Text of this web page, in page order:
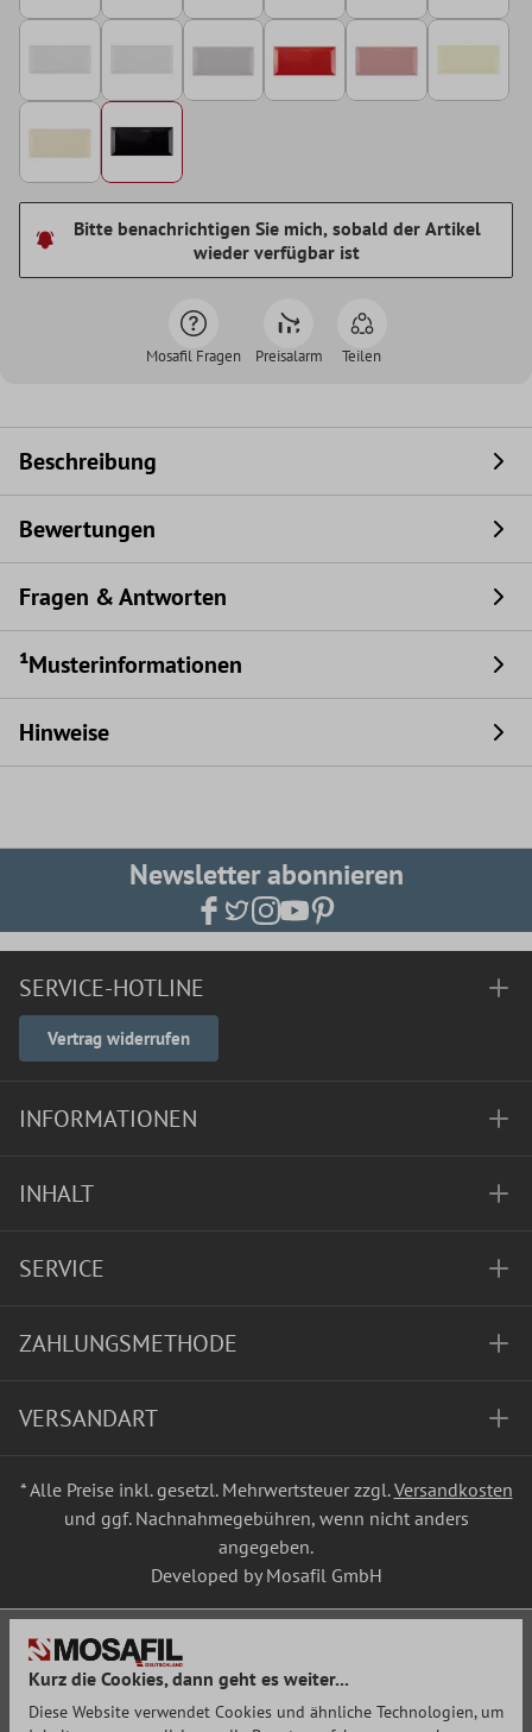
Bitte benachrichtigen Sie mich, sobald der Artikel
wieder verfügbar ist
Mosafil Fragen Preisalarm Teilen
Beschreibung
Bewertungen
Fragen & Antworten
¹Musterinformationen
Hinweise
Newsletter abonnieren
SERVICE-HOTLINE
Vertrag widerrufen
INFORMATIONEN
INHALT
SERVICE
ZAHLUNGSMETHODE
VERSANDART
* Alle Preise inkl. gesetzl. Mehrwertsteuer zzgl.Versandkosten
und ggf. Nachnahmegebühren, wenn nicht anders
angegeben.
Developed by Mosafil GmbH
Kurz die Cookies, dann geht es weiter...
Diese Website verwendet Cookies und ähnliche Technologien, um